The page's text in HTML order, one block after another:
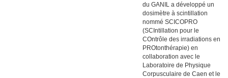
du GANIL a développé un
dosimètre à scintillation
nommé SCICOPRO
(SCIntillation pour le
COntrôle des irradiations en
PROtonthérapie) en
collaboration avec le
Laboratoire de Physique
Corpusculaire de Caen et le